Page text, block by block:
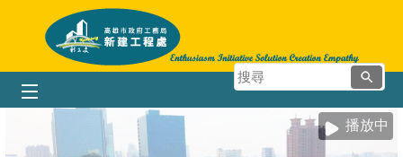
跳到主要內容區塊
搜
尋
播放中